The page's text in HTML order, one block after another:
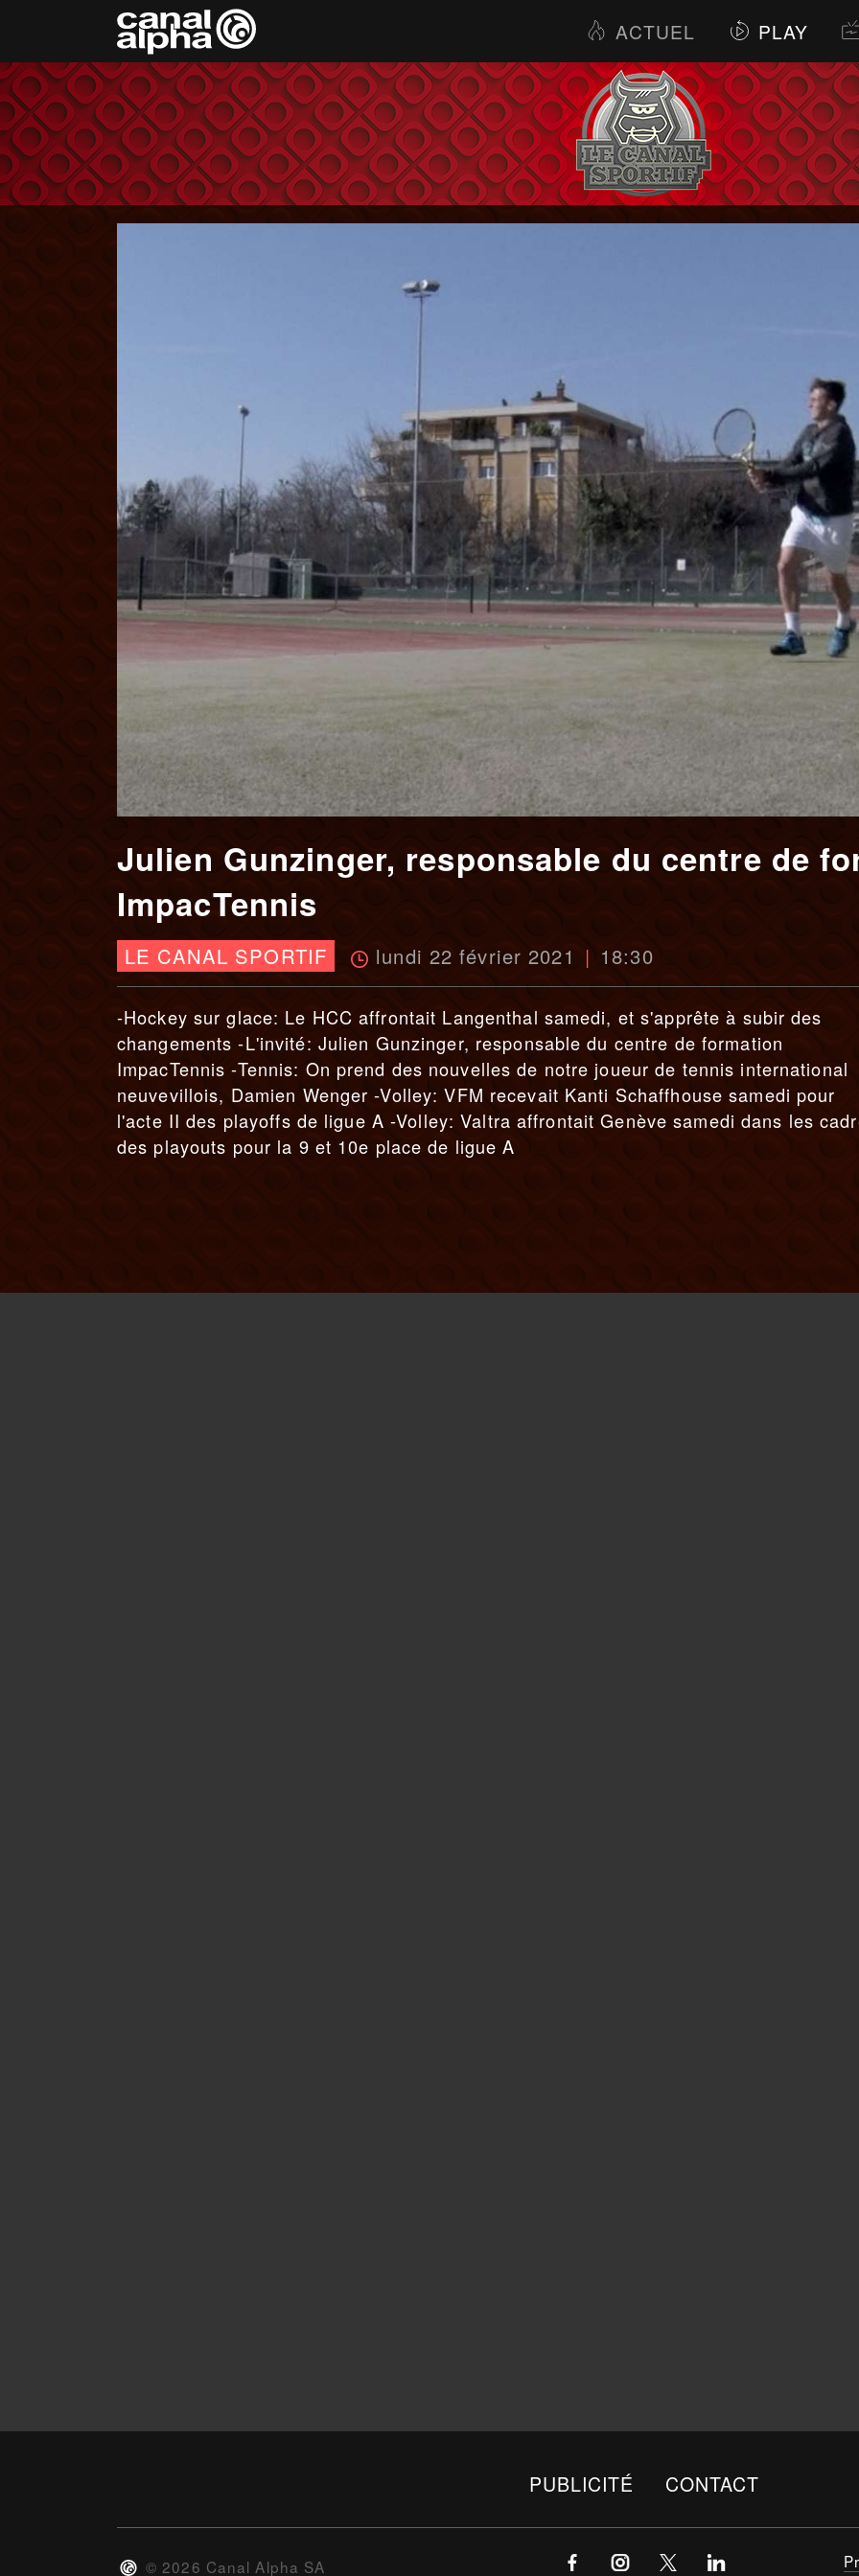
ACTUEL PLAY
Julien Gunzinger, responsable du centre de
ImpacTennis
LE CANAL SPORTIF lundi 22 février 2021 18:30
-Hockey sur glace: Le HCC affrontait Langenthal samedi, et s'apprête à subir des
changements -L'invité: Julien Gunzinger, responsable du centre de formation
ImpacTennis -Tennis: On prend des nouvelles de notre joueur de tennis international
neuvevillois, Damien Wenger -Volley: VFM recevait Kanti Schaffhouse samedi pour
l'acte II des playoffs de ligue A -Volley: Valtra affrontait Genève samedi dans les
des playouts pour la 9 et 10e place de ligue A
PUBLICITÉ CONTACT
© 2026 Canal Alpha SA